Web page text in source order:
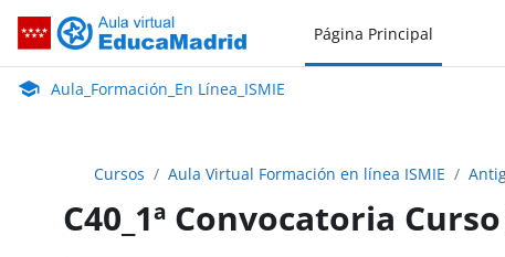
Aula_Formación_En Línea_ISMIEPágina Principal
Aula Virtual de EducaMadrid:
Aula_Formación_En Línea_ISMIE
Cursos Aula Virtual Formación en línea ISMIE
C40_1ª Convocatoria